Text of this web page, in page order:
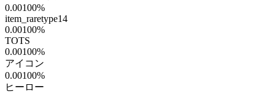
0.00100%
item_raretype14
0.00100%
TOTS
0.00100%
アイコン
0.00100%
ヒーロー